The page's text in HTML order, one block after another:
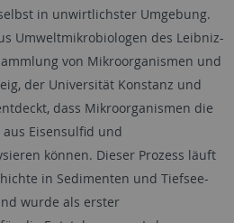
in unwirtlichster Umgebung.
Umweltmikrobiologen des Leibniz-
von Mikroorganismen und
der Universität Konstanz und
dass Mikroorganismen die
Eisensulfid und
können. Dieser Prozess läuft
in Sedimenten und Tiefsee-
wurde als erster